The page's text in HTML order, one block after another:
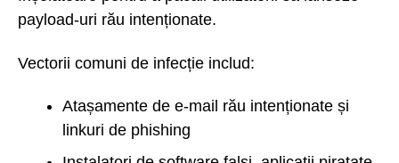
payload-uri rău intenționate.
Vectorii comuni de infecție includ:
Atașamente de e-mail rău intenționate și
linkuri de phishing